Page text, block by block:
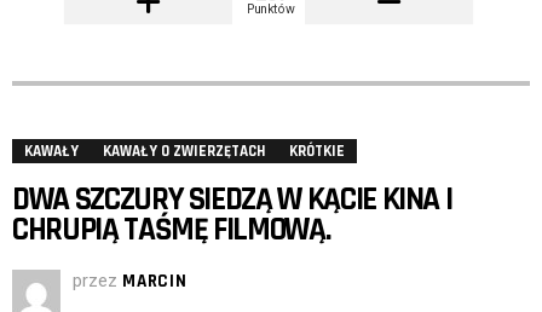
Punktów
KAWAŁY KAWAŁY O ZWIERZĘTACH KRÓTKIE
DWA SZCZURY SIEDZĄ W KĄCIE KINA I
CHRUPIĄ TAŚMĘ FILMOWĄ.
przez MARCIN